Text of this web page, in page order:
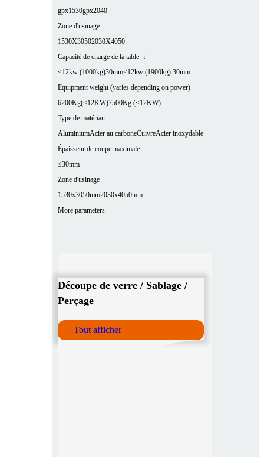
gpx1530gpx2040
Zone d'usinage
1530X30502030X4050
Capacité de charge de la table ：
≤12kw (1000kg)30mm≤12kw (1900kg) 30mm
Equipment weight (varies depending on power)
6200Kg(≤12KW)7500Kg (≤12KW)
Type de matériau
AluminiumAcier au carboneCuivreAcier inoxydable
Épaisseur de coupe maximale
≤30mm
Zone d'usinage
1530x3050mm2030x4050mm
More parameters
Découpe de verre / Sablage /
Perçage
Tout afficher